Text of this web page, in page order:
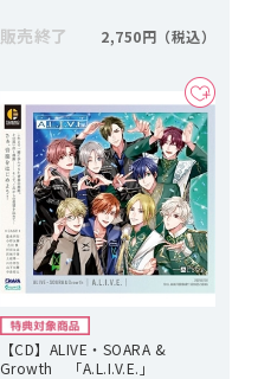
販売終了 2,750円
【CD】ALIVE・SOARA &
Growth 「A.L.I.V.E.」